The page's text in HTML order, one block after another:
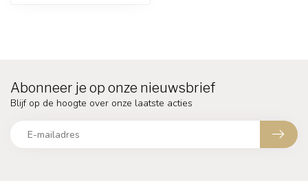
Abonneer je op onze nieuwsbrief
Blijf op de hoogte over onze laatste acties